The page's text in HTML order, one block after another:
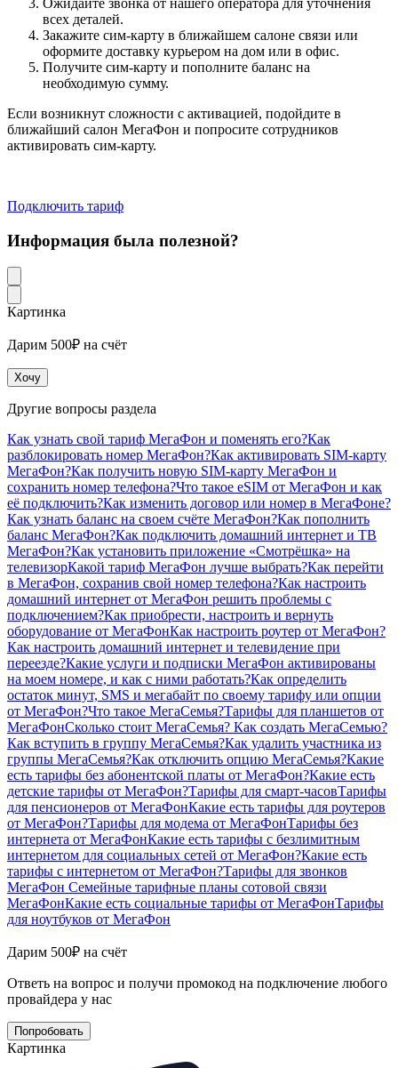
всех деталей.
Закажите сим-карту в ближайшем салоне связи или
оформите доставку курьером на дом или в офис.
Получите сим-карту и пополните баланс на
необходимую сумму.
Если возникнут сложности с активацией, подойдите в
ближайший салон МегаФон и попросите сотрудников
активировать сим-карту.
Подключить тариф
Информация была полезной?
Картинка
Дарим 500₽ на счёт
Хочу
Другие вопросы раздела
Как узнать свой тариф МегаФон и поменять его?Как
разблокировать номер МегаФон?Как активировать SIM-карту
МегаФон?Как получить новую SIM-карту МегаФон и
сохранить номер телефона?Что такое eSIM от МегаФон и как
её подключить?Как изменить договор или номер в МегаФоне?
Как узнать баланс на своем счёте МегаФон?Как пополнить
баланс МегаФон?Как подключить домашний интернет и ТВ
МегаФон?Как установить приложение «Смотрёшка» на
телевизорКакой тариф МегаФон лучше выбрать?Как перейти
в МегаФон, сохранив свой номер телефона?Как настроить
домашний интернет от МегаФон решить проблемы с
подключением?Как приобрести, настроить и вернуть
оборудование от МегаФонКак настроить роутер от МегаФон?
Как настроить домашний интернет и телевидение при
переезде?Какие услуги и подписки МегаФон активированы
на моем номере, и как с ними работать?Как определить
остаток минут, SMS и мегабайт по своему тарифу или опции
от МегаФон?Что такое МегаСемья?Тарифы для планшетов от
МегаФонСколько стоит МегаСемья? Как создать МегаСемью?
Как вступить в группу МегаСемья?Как удалить участника из
группы МегаСемья?Как отключить опцию МегаСемья?Какие
есть тарифы без абонентской платы от МегаФон?Какие есть
детские тарифы от МегаФон?Тарифы для смарт-часовТарифы
для пенсионеров от МегаФонКакие есть тарифы для роутеров
от МегаФон?Тарифы для модема от МегаФонТарифы без
интернета от МегаФонКакие есть тарифы с безлимитным
интернетом для социальных сетей от МегаФон?Какие есть
тарифы с интернетом от МегаФон?Тарифы для звонков
МегаФон Семейные тарифные планы сотовой связи
МегаФонКакие есть социальные тарифы от МегаФонТарифы
для ноутбуков от МегаФон
Дарим 500₽ на счёт
Ответь на вопрос и получи промокод на подключение любого
провайдера у нас
Попробовать
Картинка